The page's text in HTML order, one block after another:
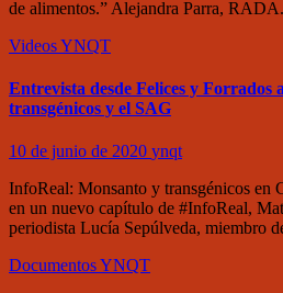
de alimentos.” Alejandra Parra,
VideosYNQT
Entrevista desde Felices y Forrados
transgénicos y el SAG
10 de junio de 2020 ynqt
InfoReal: Monsanto y transgénicos en
en un nuevo capítulo de #InfoReal,
periodista Lucía Sepúlveda, miembro
DocumentosYNQT